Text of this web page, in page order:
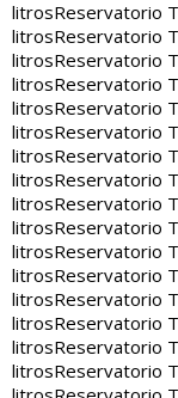
litrosReservatorio
litrosReservatorio
litrosReservatorio
litrosReservatorio
litrosReservatorio
litrosReservatorio
litrosReservatorio
litrosReservatorio
litrosReservatorio
litrosReservatorio
litrosReservatorio
litrosReservatorio
litrosReservatorio
litrosReservatorio
litrosReservatorio
litrosReservatorio